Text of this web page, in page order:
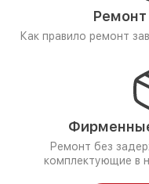
Ремонт
Как правило ремонт
Ремонт без
комплектующие в